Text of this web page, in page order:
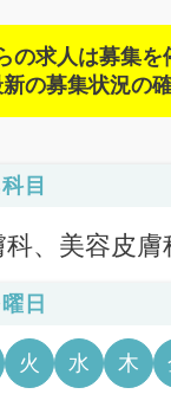
の求人は募集を
の募集状況の
目
科、美容皮膚
日
火 水 木